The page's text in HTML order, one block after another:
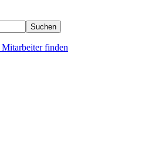
Suchen
Mitarbeiterfinden